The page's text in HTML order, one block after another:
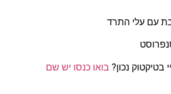
עם עלי התרד
נכון? בואו כנסו יש שם